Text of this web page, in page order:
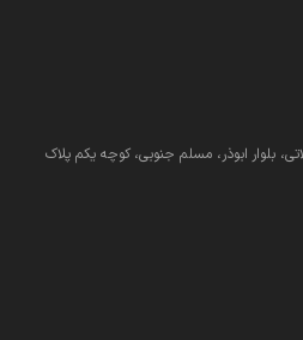
بلوار ابوذر، مسلم جنوبی، کوچه یکم پلاک